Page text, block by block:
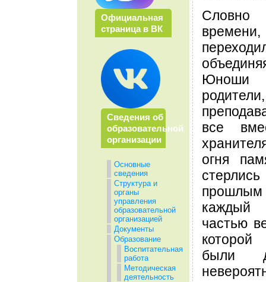
Официальная
страница в ВК
Сведения об
образовательной
организации
Основные
сведения
Структура и
органы
управления
образовательной
организацией
Документы
Образование
Воспитательная
работа
Методическая
деятельность
Юноши
все
огня
частью
были